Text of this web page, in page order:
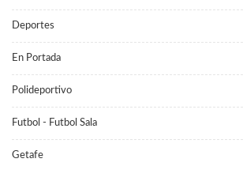
Deportes
En Portada
Polideportivo
Futbol - Futbol Sala
Getafe